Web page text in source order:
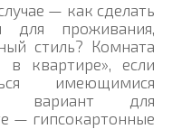
— как сделать
для проживания,
стиль? Комната
в квартире», если
имеющимися
вариант для
— гипсокартонные